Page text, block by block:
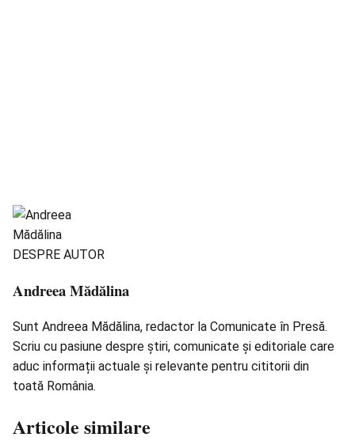
DESPRE AUTOR
Andreea Mădălina
Sunt Andreea Mădălina, redactor la Comunicate în Presă.
Scriu cu pasiune despre știri, comunicate și editoriale care
aduc informații actuale și relevante pentru cititorii din
toată România.
Articole similare